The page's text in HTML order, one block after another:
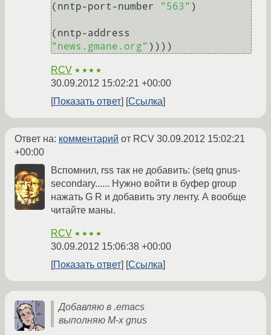
(nntp-port-number "563" )
"news.gmane.org"
RCV ★★★★
30.09.2012 15:02:21 +00:00
Показать ответ
Ссылка
Ответ на: комментарий от RCV 30.09.2012 15:02:21
+00:00
Вспомнил, rss так не добавить: (setq gnus-
secondary...... Нужно войти в буфер group
нажать G R и добавить эту ленту. А вообще
читайте маны.
RCV ★★★★
30.09.2012 15:06:38 +00:00
Показать ответ
Ссылка
Добавляю в .emacs
выполняю M-x gnus